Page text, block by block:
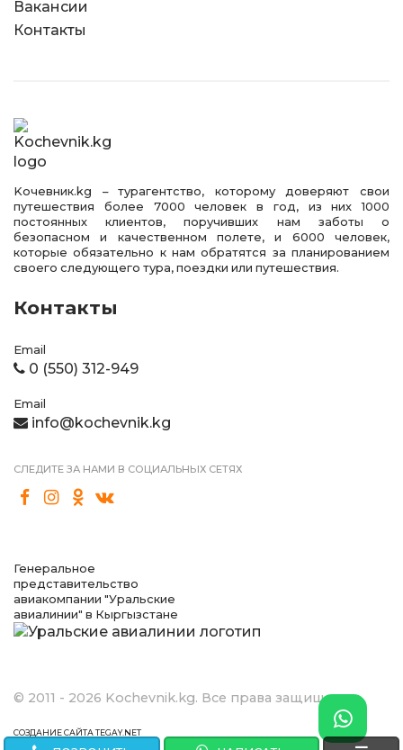
Вакансии
Контакты
Kочевник.kg – турагентство, которому доверяют свои
путешествия более 7000 человек в год, из них 1000
постоянных клиентов, поручивших нам заботы о
безопасном и качественном полете, и 6000 человек,
которые обязательно к нам обратятся за планированием
своего следующего тура, поездки или путешествия.
Контакты
Email
0 (550) 312-949
Email
info@kochevnik.kg
СЛЕДИТЕ ЗА НАМИ В СОЦИАЛЬНЫХ СЕТЯХ
Генеральное
представительство
авиакомпании "Уральские
авиалинии" в Кыргызстане
© 2011 - 2026 Kochevnik.kg. Все права защищены.
СОЗДАНИЕ САЙТА TEGAY.NET